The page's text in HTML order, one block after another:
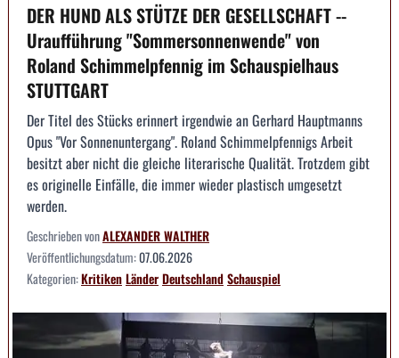
DER HUND ALS STÜTZE DER GESELLSCHAFT --
Uraufführung "Sommersonnenwende" von
Roland Schimmelpfennig im Schauspielhaus
STUTTGART
Der Titel des Stücks erinnert irgendwie an Gerhard Hauptmanns
Opus "Vor Sonnenuntergang". Roland Schimmelpfennigs Arbeit
besitzt aber nicht die gleiche literarische Qualität. Trotzdem gibt
es originelle Einfälle, die immer wieder plastisch umgesetzt
werden.
Geschrieben vonALEXANDER WALTHER
Veröffentlichungsdatum:07.06.2026
Kategorien:KritikenLänderDeutschlandSchauspiel